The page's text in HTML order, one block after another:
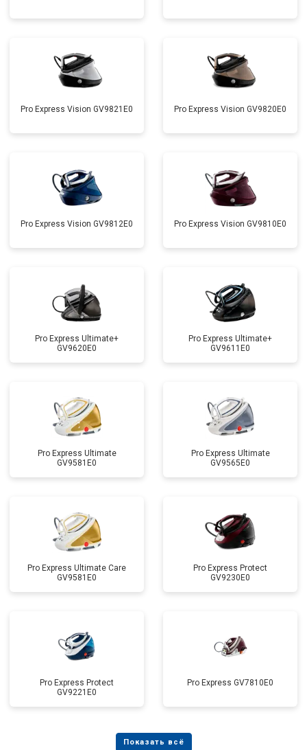
Pro Express Vision GV9821E0 Pro Express Vision GV9820E0
Pro Express Vision GV9812E0 Pro Express Vision GV9810E0
Pro Express Ultimate+
GV9620E0
Pro Express Ultimate+
GV9611E0
Pro Express Ultimate
GV9581E0
Pro Express Ultimate
GV9565E0
Pro Express Ultimate Care
GV9581E0
Pro Express Protect
GV9230E0
Pro Express Protect
GV9221E0
Pro Express GV7810E0